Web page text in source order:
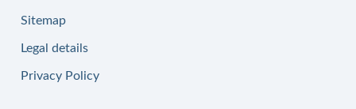
Sitemap
Legal details
Privacy Policy